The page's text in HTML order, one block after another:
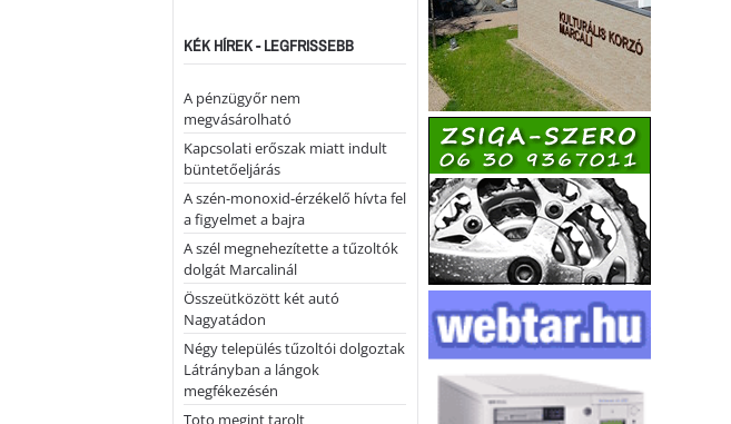
KÉK HÍREK - LEGFRISSEBB
A pénzügyőr nem
megvásárolható
Kapcsolati erőszak miatt indult
büntetőeljárás
A szén-monoxid-érzékelő hívta fel
a figyelmet a bajra
A szél megnehezítette a tűzoltók
dolgát Marcalinál
Összeütközött két autó
Nagyatádon
Négy település tűzoltói dolgoztak
Látrányban a lángok
megfékezésén